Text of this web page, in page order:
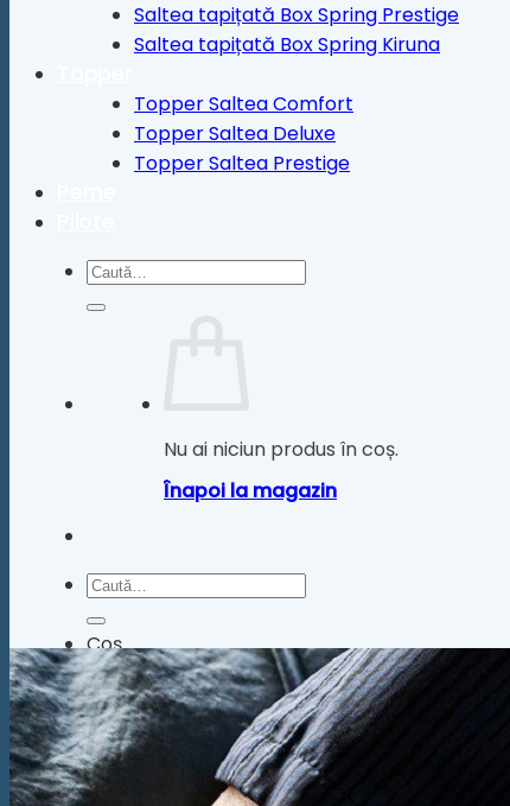
Saltea tapițată Box Spring Prestige
Saltea tapițată Box Spring Kiruna
Topper Saltea Comfort
Topper Saltea Deluxe
Topper Saltea Prestige
Caută
după:
Nu ai niciun produs în coș.
Înapoi la magazin
Caută
după:
Coș
Nu ai niciun produs în coș.